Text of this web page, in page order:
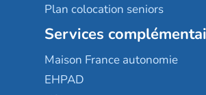
Plan colocation seniors
Services
Maison France autonomie
EHPAD